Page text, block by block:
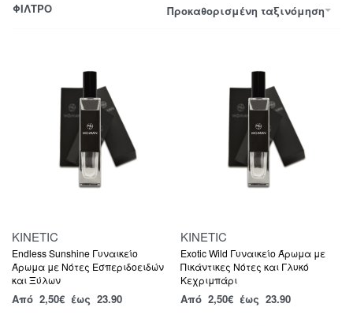
Προκαθορισμένη ταξινόμηση
ΦΙΛΤΡΟ
KINETIC
Endless Sunshine Γυναικείο
Άρωμα με Νότες Εσπεριδοειδών
και Ξύλων
Από 2,50€ έως 23.90
KINETIC
Exotic Wild Γυναικείο Άρωμα με
Πικάντικες Νότες και Γλυκό
Κεχριμπάρι
Από 2,50€ έως 23.90